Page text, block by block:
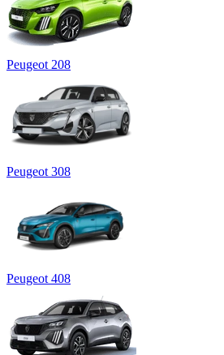
Peugeot 208
Peugeot 308
Peugeot 408